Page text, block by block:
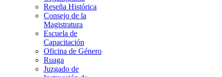
Reseña Histórica
Consejo de la
Magistratura
Escuela de
Capacitación
Oficina de Género
Ruaga
Juzgado de